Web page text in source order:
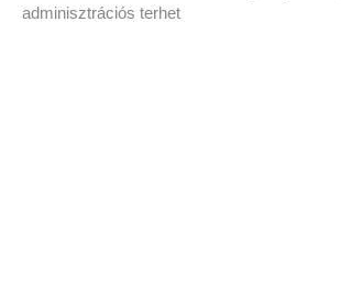
adminisztrációs terhet